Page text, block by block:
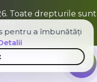
Toate drepturile sunt
Agency
pentru a îmbunătăți